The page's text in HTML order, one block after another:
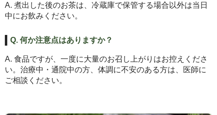
A. 煮出した後のお茶は、冷蔵庫で保管する場合以外は当日
中にお飲みください。
Q. 何か注意点はありますか？
A. 食品ですが、一度に大量のお召し上がりはお控えくださ
い。治療中・通院中の方、体調に不安のある方は、医師に
ご相談ください。